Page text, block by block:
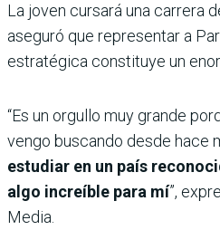
La joven cursará una carrera
aseguró que representar a
estratégica constituye un
“Es un orgullo muy grande
vengo buscando desde hace
estudiar en un país
algo increíble para mí”,
Media.